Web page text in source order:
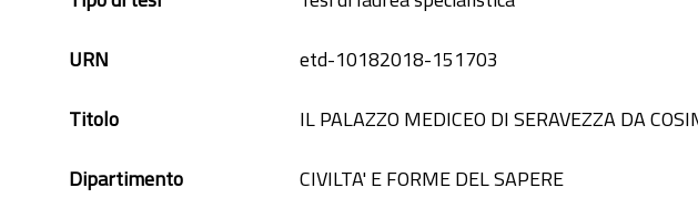
URN
etd-10182018-151703
Titolo
IL PALAZZO MEDICEO DI SERAVEZZA DA
Dipartimento
CIVILTA' E FORME DEL SAPERE